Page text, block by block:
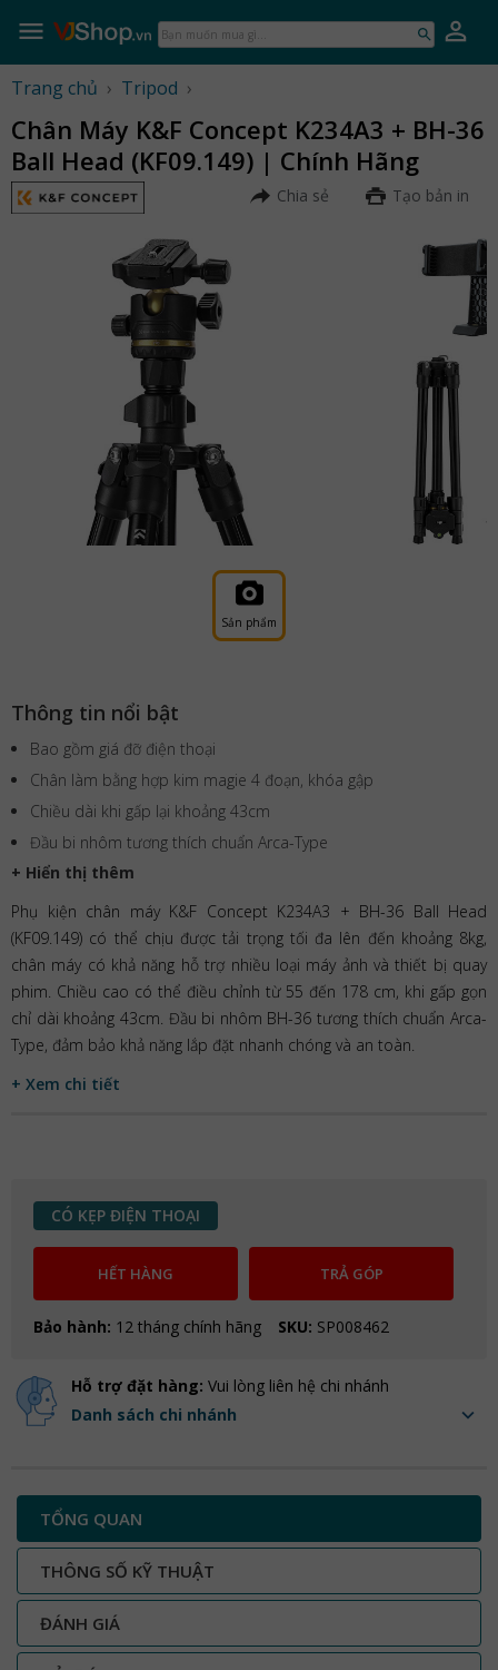
Bạn
muốn
gì...
Trang chủ › Tripod ›
Chân Máy K&F Concept K234A3 + BH-36
Ball Head (KF09.149) | Chính Hãng
Chia sẻ Tạo bản in
Sản phẩm
Thông tin nổi bật
Bao gồm giá đỡ điện thoại
Chân làm bằng hợp kim magie 4 đoạn, khóa gập
Chiều dài khi gấp lại khoảng 43cm
Đầu bi nhôm tương thích chuẩn Arca-Type
+ Hiển thị thêm
Phụ kiện chân máy K&F Concept K234A3 + BH-36 Ball Head
(KF09.149) có thể chịu được tải trọng tối đa lên đến khoảng 8kg,
chân máy có khả năng hỗ trợ nhiều loại máy ảnh và thiết bị quay
phim. Chiều cao có thể điều chỉnh từ 55 đến 178 cm, khi gấp gọn
chỉ dài khoảng 43cm. Đầu bi nhôm BH-36 tương thích chuẩn Arca-
Type, đảm bảo khả năng lắp đặt nhanh chóng và an toàn.
+ Xem chi tiết
CÓ KẸP ĐIỆN THOẠI
HẾT HÀNG TRẢ GÓP
Bảo hành: 12 tháng chính hãng SKU: SP008462
Hỗ trợ đặt hàng: Vui lòng liên hệ chi nhánh
Danh sách chi nhánh
TỔNG QUAN
THÔNG SỐ KỸ THUẬT
ĐÁNH GIÁ